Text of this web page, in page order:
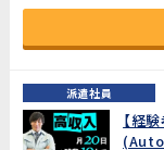
派遣社員
【経